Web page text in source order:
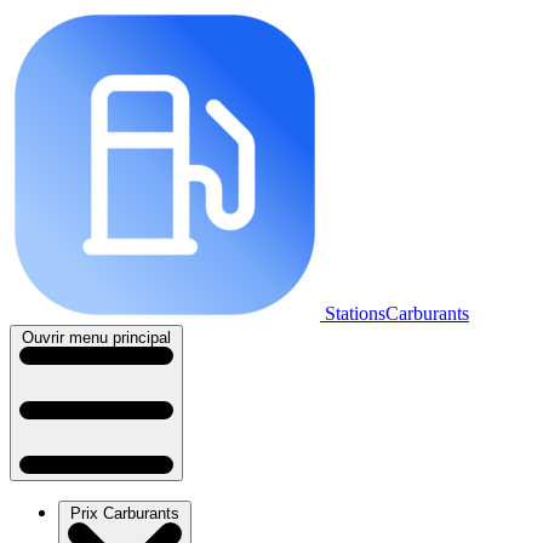
StationsCarburants
Ouvrir menu principal
Prix Carburants